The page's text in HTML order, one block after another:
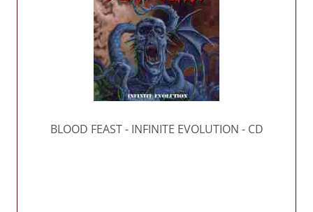
BLOOD FEAST- INFINITE EVOLUTION - CD